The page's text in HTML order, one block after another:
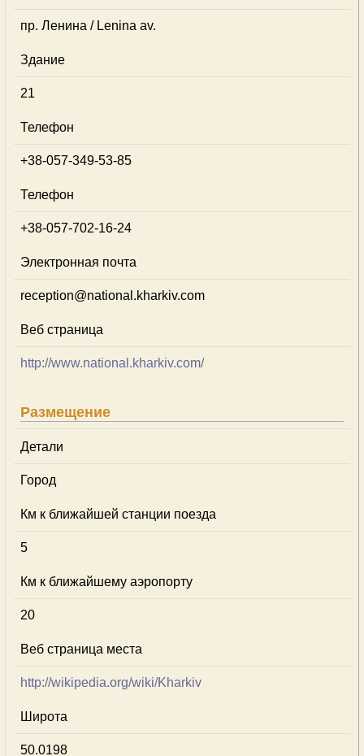
пр. Ленина / Lenina av.
Здание
21
Телефон
+38-057-349-53-85
Телефон
+38-057-702-16-24
Электронная почта
reception@national.kharkiv.com
Веб страница
http://www.national.kharkiv.com/
Размещение
Детали
Город
Км к ближайшей станции поезда
5
Км к ближайшему аэропорту
20
Веб страница места
http://wikipedia.org/wiki/Kharkiv
Широта
50.0198